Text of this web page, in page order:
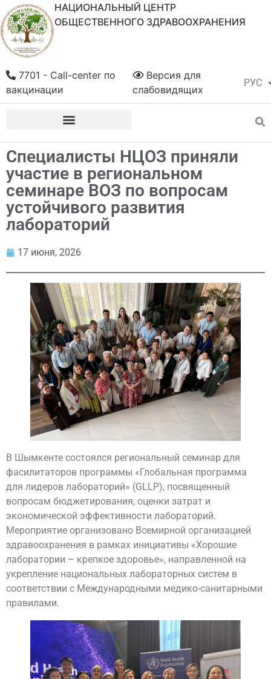
НАЦИОНАЛЬНЫЙ ЦЕНТР
ОБЩЕСТВЕННОГО ЗДРАВООХРАНЕНИЯ
РУС
ҚАЗ
Версия для
слабовидящих
7701 - Call-center по
вакцинации
Специалисты НЦОЗ приняли
участие в региональном
семинаре ВОЗ по вопросам
устойчивого развития
лабораторий
17 июня, 2026
В Шымкенте состоялся региональный семинар для
фасилитаторов программы «Глобальная программа
для лидеров лабораторий» (GLLP), посвященный
вопросам бюджетирования, оценки затрат и
экономической эффективности лабораторий.
Мероприятие организовано Всемирной организацией
здравоохранения в рамках инициативы «Хорошие
лаборатории – крепкое здоровье», направленной на
укрепление национальных лабораторных систем в
соответствии с Международными медико-санитарными
правилами.